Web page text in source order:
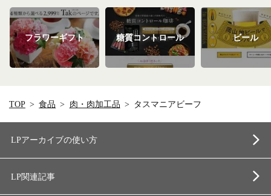
フラワーギフト 糖質コントロール ビール
TOP 食品 肉・肉加工品 タスマニアビーフ
LPアーカイブの使い方
LP関連記事